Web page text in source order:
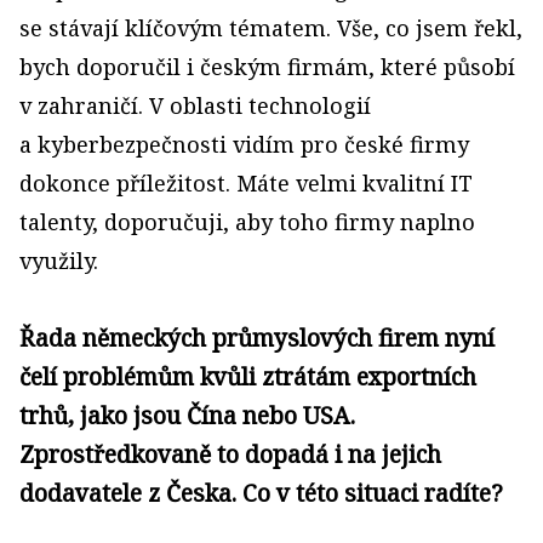
se stávají klíčovým tématem. Vše, co jsem řekl,
bych doporučil i českým firmám, které působí
v zahraničí. V oblasti technologií
a kyberbezpečnosti vidím pro české firmy
dokonce příležitost. Máte velmi kvalitní IT
talenty, doporučuji, aby toho firmy naplno
využily.
Řada německých průmyslových firem nyní
čelí problémům kvůli ztrátám exportních
trhů, jako jsou Čína nebo USA.
Zprostředkovaně to dopadá i na jejich
dodavatele z Česka. Co v této situaci radíte?